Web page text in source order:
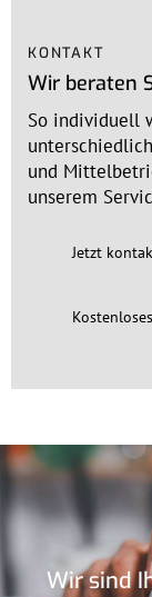
KONTAKT
Wir beraten
So individuell
und
unserem
Jetzt
Wir sind